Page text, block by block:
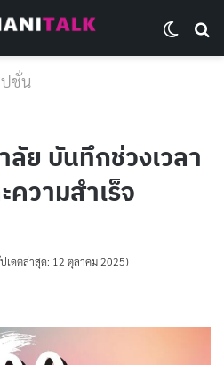
ชั่น
ย บันทึกช่วงเวลา
วามสำเร็จ
เดตล่าสุด: 12 ตุลาคม 2025)